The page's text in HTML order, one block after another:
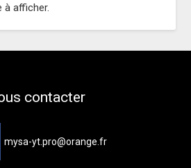
à afficher.
contacter
mysa-yt.pro@orange.fr